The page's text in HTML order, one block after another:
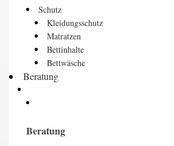
Schutz
Kleidungsschutz
Matratzen
Bettinhalte
Bettwäsche
Beratung
Beratung